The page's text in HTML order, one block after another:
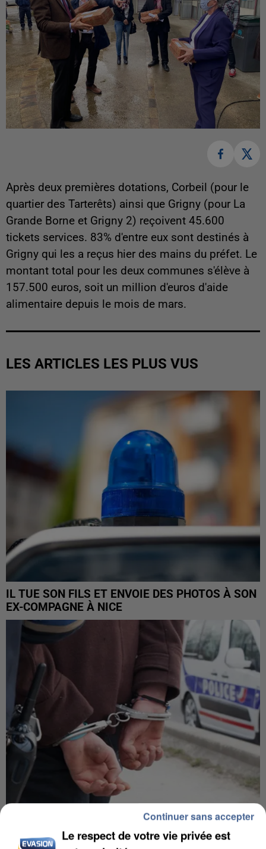
Après deux premières dotations, Corbeil (pour le
quartier des Tarterêts) ainsi que Grigny (pour La
Grande Borne et Grigny 2) reçoivent 45.600
tickets services. 83% d'entre eux sont destinés à
Grigny qui les a reçus hier des mains du préfet. Le
montant total pour les deux communes s'élève à
157.500 euros, soit un million d'euros d'aide
alimentaire depuis le mois de mars.
LES ARTICLES LES PLUS VUS
IL TUE SON FILS ET ENVOIE DES PHOTOS À SON
EX-COMPAGNE À NICE
L’UN DES FONDATEURS SUPPOSÉS DE LA DZ
MAFIA INTERPELLÉ EN ALGÉRIE
Le respect de votre vie privée est
Continuer sans accepter